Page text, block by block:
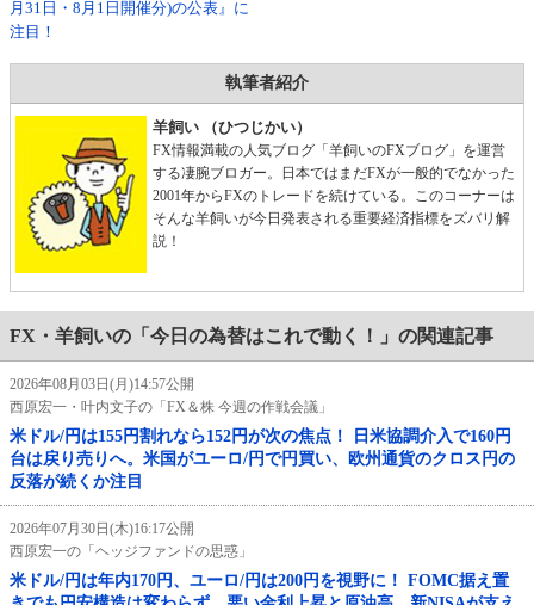
月31日・8月1日開催分)の公表』に
注目！
執筆者紹介
羊飼い （ひつじかい）
FX情報満載の人気ブログ「羊飼いのFXブログ」を運営
する凄腕ブロガー。日本ではまだFXが一般的でなかった
2001年からFXのトレードを続けている。このコーナーは
そんな羊飼いが今日発表される重要経済指標をズバリ解
説！
FX・羊飼いの「今日の為替はこれで動く！」の関連記事
2026年08月03日(月)14:57公開
西原宏一・叶内文子の「FX＆株 今週の作戦会議」
米ドル/円は155円割れなら152円が次の焦点！ 日米協調介入で160円
台は戻り売りへ。米国がユーロ/円で円買い、欧州通貨のクロス円の
反落が続くか注目
2026年07月30日(木)16:17公開
西原宏一の「ヘッジファンドの思惑」
米ドル/円は年内170円、ユーロ/円は200円を視野に！ FOMC据え置